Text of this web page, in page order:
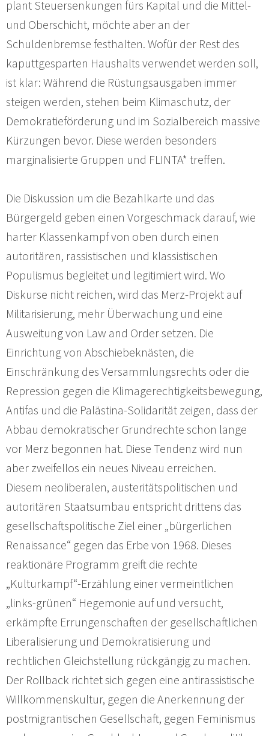
plant Steuersenkungen fürs Kapital und die Mittel-
und Oberschicht, möchte aber an der
Schuldenbremse festhalten. Wofür der Rest des
kaputtgesparten Haushalts verwendet werden soll,
ist klar: Während die Rüstungsausgaben immer
steigen werden, stehen beim Klimaschutz, der
Demokratieförderung und im Sozialbereich massive
Kürzungen bevor. Diese werden besonders
marginalisierte Gruppen und FLINTA* treffen.
Die Diskussion um die Bezahlkarte und das
Bürgergeld geben einen Vorgeschmack darauf, wie
harter Klassenkampf von oben durch einen
autoritären, rassistischen und klassistischen
Populismus begleitet und legitimiert wird. Wo
Diskurse nicht reichen, wird das Merz-Projekt auf
Militarisierung, mehr Überwachung und eine
Ausweitung von Law and Order setzen. Die
Einrichtung von Abschiebeknästen, die
Einschränkung des Versammlungsrechts oder die
Repression gegen die Klimagerechtigkeitsbewegung,
Antifas und die Palästina-Solidarität zeigen, dass der
Abbau demokratischer Grundrechte schon lange
vor Merz begonnen hat. Diese Tendenz wird nun
aber zweifellos ein neues Niveau erreichen.
Diesem neoliberalen, austeritätspolitischen und
autoritären Staatsumbau entspricht drittens das
gesellschaftspolitische Ziel einer „bürgerlichen
Renaissance“ gegen das Erbe von 1968. Dieses
reaktionäre Programm greift die rechte
„Kulturkampf“-Erzählung einer vermeintlichen
„links-grünen“ Hegemonie auf und versucht,
erkämpfte Errungenschaften der gesellschaftlichen
Liberalisierung und Demokratisierung und
rechtlichen Gleichstellung rückgängig zu machen.
Der Rollback richtet sich gegen eine antirassistische
Willkommenskultur, gegen die Anerkennung der
postmigrantischen Gesellschaft, gegen Feminismus